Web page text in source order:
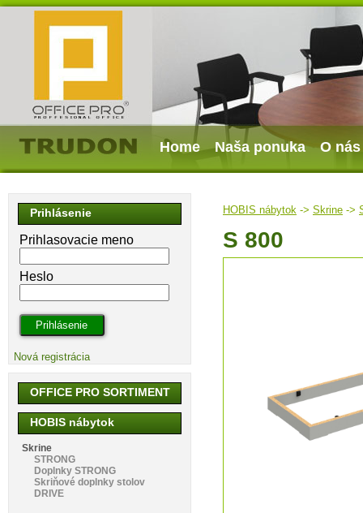
Home Naša ponuka O nás
HOBIS nábytok -> Skrine ->
S 800
Prihlásenie
Prihlasovacie meno
Heslo
Nová registrácia
OFFICE PRO SORTIMENT
HOBIS nábytok
Skrine
STRONG
Doplnky STRONG
Skriňové doplnky stolov
DRIVE